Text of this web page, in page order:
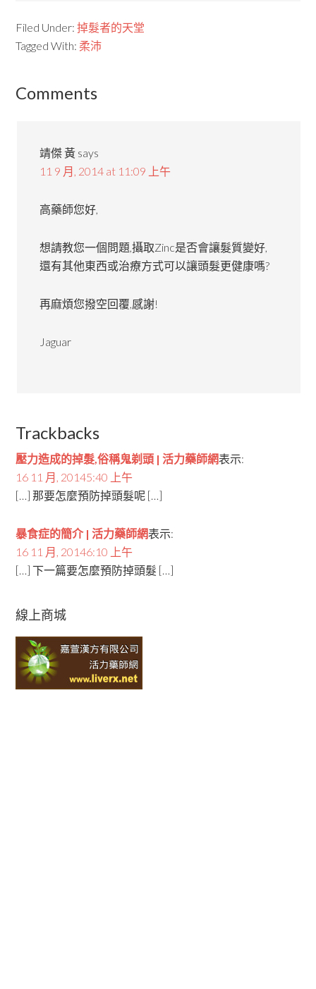
Filed Under:掉髮者的天堂
Tagged With: 柔沛
Comments
靖傑 黃 says
11 9 月, 2014 at 11:09 上午
高藥師您好,
想請教您一個問題,攝取Zinc是否會讓髮質變好,
還有其他東西或治療方式可以讓頭髮更健康嗎?
再麻煩您撥空回覆,感謝!
Jaguar
Trackbacks
壓力造成的掉髮,俗稱鬼剃頭 | 活力藥師網表示:
16 11 月, 20145:40 上午
[…] 那要怎麼預防掉頭髮呢 […]
暴食症的簡介 | 活力藥師網表示:
16 11 月, 20146:10 上午
[…] 下一篇要怎麼預防掉頭髮 […]
線上商城